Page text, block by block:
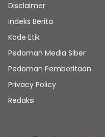
Disclaimer
Indeks Berita
Kode Etik
Pedoman Media Siber
Pedoman Pemberitaan
Privacy Policy
Redaksi